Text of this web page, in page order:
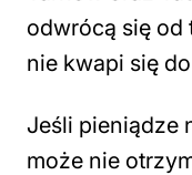
odwrócą się
nie kwapi się
Jeśli pieniądze
może nie